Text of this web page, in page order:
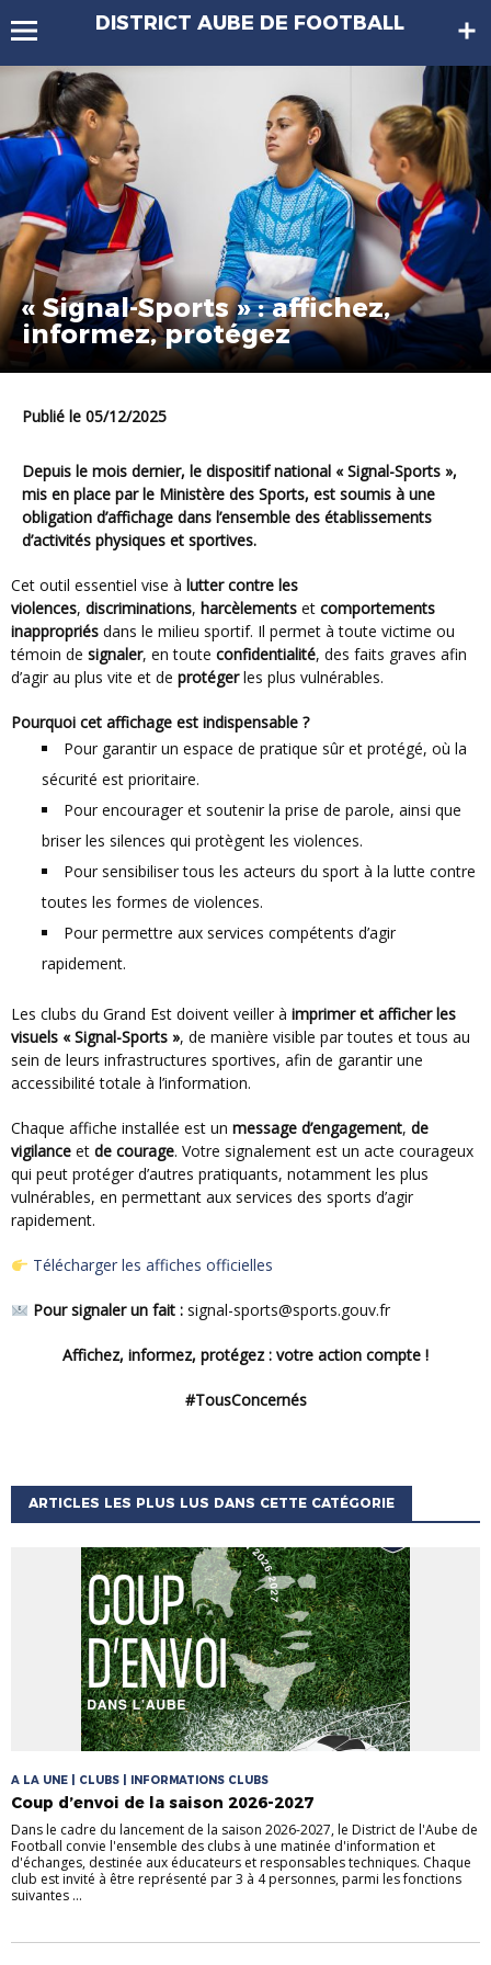
DISTRICT AUBE DE FOOTBALL
« Signal-Sports » : affichez,
informez, protégez
Publié le 05/12/2025
Depuis le mois dernier, le dispositif national « Signal-Sports »,
mis en place par le Ministère des Sports, est soumis à une
obligation d’affichage dans l’ensemble des établissements
d’activités physiques et sportives.
Cet outil essentiel vise à lutter contre les
violences, discriminations, harcèlements et comportements
inappropriés dans le milieu sportif. Il permet à toute victime ou
témoin de signaler, en toute confidentialité, des faits graves afin
d’agir au plus vite et de protégerles plus vulnérables.
Pourquoi cet affichage est indispensable ?
Pour garantir un espace de pratique sûr et protégé, où la
sécurité est prioritaire.
Pour encourager et soutenir la prise de parole, ainsi que
briser les silences qui protègent les violences.
Pour sensibiliser tous les acteurs du sport à la lutte contre
toutes les formes de violences.
Pour permettre aux services compétents d’agir
rapidement.
Les clubs du Grand Est doivent veiller à imprimer et afficher les
visuels « Signal-Sports », de manière visible par toutes et tous au
sein de leurs infrastructures sportives, afin de garantir une
accessibilité totale à l’information.
Chaque affiche installée est un message d’engagement, de
vigilance et de courage. Votre signalement est un acte courageux
qui peut protéger d’autres pratiquants, notamment les plus
vulnérables, en permettant aux services des sports d’agir
rapidement.
Télécharger les affiches officielles
Pour signaler un fait :signal-sports@sports.gouv.fr
Affichez, informez, protégez : votre action compte !
#TousConcernés
ARTICLES LES PLUS LUS DANS CETTE CATÉGORIE
A LA UNE | CLUBS | INFORMATIONS CLUBS
Coup d’envoi de la saison 2026-2027
Dans le cadre du lancement de la saison 2026-2027, le District de l'Aube de
Football convie l'ensemble des clubs à une matinée d'information et
d'échanges, destinée aux éducateurs et responsables techniques. Chaque
club est invité à être représenté par 3 à 4 personnes, parmi les fonctions
suivantes ...